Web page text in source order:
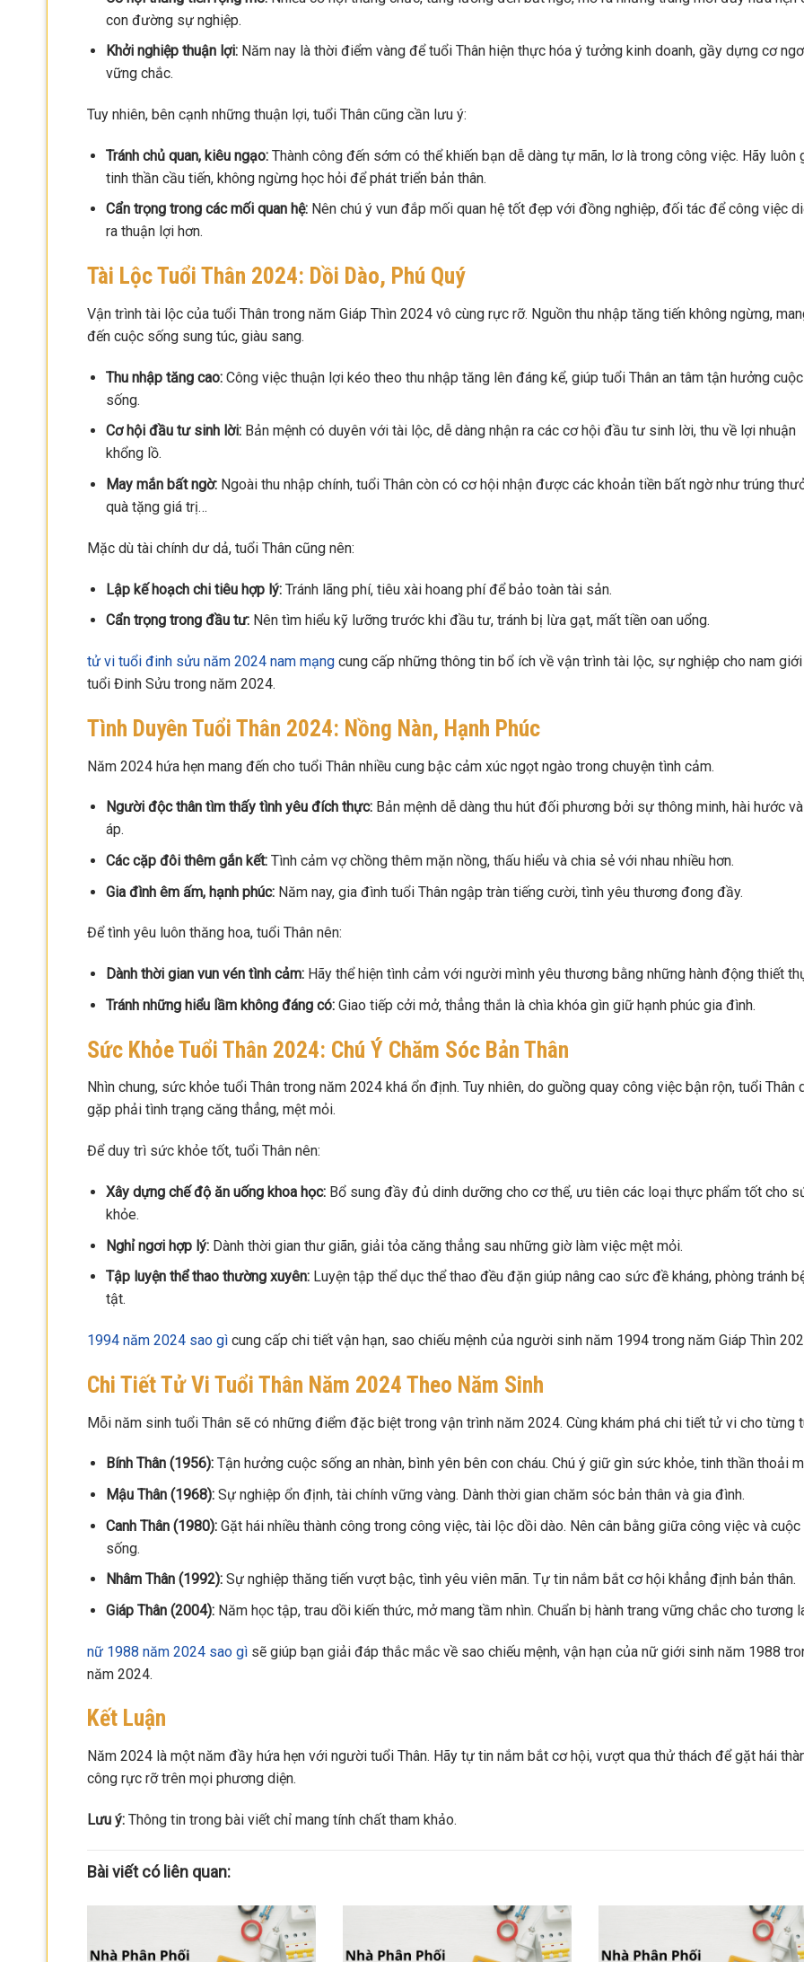
con đường sự nghiệp.
Khởi nghiệp thuận lợi:Năm nay là thời điểm vàng để tuổi Thân hiện thực hóa ý tưởng kinh doanh, gầy dựng cơ
vững chắc.
Tuy nhiên, bên cạnh những thuận lợi, tuổi Thân cũng cần lưu ý:
Tránh chủ quan, kiêu ngạo:Thành công đến sớm có thể khiến bạn dễ dàng tự mãn, lơ là trong công việc. Hãy luôn
tinh thần cầu tiến, không ngừng học hỏi để phát triển bản thân.
Cẩn trọng trong các mối quan hệ:Nên chú ý vun đắp mối quan hệ tốt đẹp với đồng nghiệp, đối tác để công việc
ra thuận lợi hơn.
Tài Lộc Tuổi Thân 2024: Dồi Dào, Phú Quý
Vận trình tài lộc của tuổi Thân trong năm Giáp Thìn 2024 vô cùng rực rỡ. Nguồn thu nhập tăng tiến không ngừng,
đến cuộc sống sung túc, giàu sang.
Thu nhập tăng cao:Công việc thuận lợi kéo theo thu nhập tăng lên đáng kể, giúp tuổi Thân an tâm tận hưởng cuộc
sống.
Cơ hội đầu tư sinh lời:Bản mệnh có duyên với tài lộc, dễ dàng nhận ra các cơ hội đầu tư sinh lời, thu về lợi nhuận
khổng lồ.
May mắn bất ngờ:Ngoài thu nhập chính, tuổi Thân còn có cơ hội nhận được các khoản tiền bất ngờ như trúng
quà tặng giá trị…
Mặc dù tài chính dư dả, tuổi Thân cũng nên:
Lập kế hoạch chi tiêu hợp lý:Tránh lãng phí, tiêu xài hoang phí để bảo toàn tài sản.
Cẩn trọng trong đầu tư:Nên tìm hiểu kỹ lưỡng trước khi đầu tư, tránh bị lừa gạt, mất tiền oan uổng.
tử vi tuổi đinh sửu năm 2024 nam mạng cung cấp những thông tin bổ ích về vận trình tài lộc, sự nghiệp cho nam giới
tuổi Đinh Sửu trong năm 2024.
Tình Duyên Tuổi Thân 2024: Nồng Nàn, Hạnh Phúc
Năm 2024 hứa hẹn mang đến cho tuổi Thân nhiều cung bậc cảm xúc ngọt ngào trong chuyện tình cảm.
Người độc thân tìm thấy tình yêu đích thực:Bản mệnh dễ dàng thu hút đối phương bởi sự thông minh, hài hước
áp.
Các cặp đôi thêm gắn kết:Tình cảm vợ chồng thêm mặn nồng, thấu hiểu và chia sẻ với nhau nhiều hơn.
Gia đình êm ấm, hạnh phúc:Năm nay, gia đình tuổi Thân ngập tràn tiếng cười, tình yêu thương đong đầy.
Để tình yêu luôn thăng hoa, tuổi Thân nên:
Dành thời gian vun vén tình cảm:Hãy thể hiện tình cảm với người mình yêu thương bằng những hành động thiết
Tránh những hiểu lầm không đáng có:Giao tiếp cởi mở, thẳng thắn là chìa khóa gìn giữ hạnh phúc gia đình.
Sức Khỏe Tuổi Thân 2024: Chú Ý Chăm Sóc Bản Thân
Nhìn chung, sức khỏe tuổi Thân trong năm 2024 khá ổn định. Tuy nhiên, do guồng quay công việc bận rộn, tuổi Thân
gặp phải tình trạng căng thẳng, mệt mỏi.
Để duy trì sức khỏe tốt, tuổi Thân nên:
Xây dựng chế độ ăn uống khoa học:Bổ sung đầy đủ dinh dưỡng cho cơ thể, ưu tiên các loại thực phẩm tốt cho
khỏe.
Nghỉ ngơi hợp lý:Dành thời gian thư giãn, giải tỏa căng thẳng sau những giờ làm việc mệt mỏi.
Tập luyện thể thao thường xuyên:Luyện tập thể dục thể thao đều đặn giúp nâng cao sức đề kháng, phòng tránh
tật.
1994 năm 2024 sao gì cung cấp chi tiết vận hạn, sao chiếu mệnh của người sinh năm 1994 trong năm Giáp Thìn
Chi Tiết Tử Vi Tuổi Thân Năm 2024 Theo Năm Sinh
Mỗi năm sinh tuổi Thân sẽ có những điểm đặc biệt trong vận trình năm 2024. Cùng khám phá chi tiết tử vi cho từng
Bính Thân (1956):Tận hưởng cuộc sống an nhàn, bình yên bên con cháu. Chú ý giữ gìn sức khỏe, tinh thần thoải
Mậu Thân (1968):Sự nghiệp ổn định, tài chính vững vàng. Dành thời gian chăm sóc bản thân và gia đình.
Canh Thân (1980):Gặt hái nhiều thành công trong công việc, tài lộc dồi dào. Nên cân bằng giữa công việc và cuộc
sống.
Nhâm Thân (1992):Sự nghiệp thăng tiến vượt bậc, tình yêu viên mãn. Tự tin nắm bắt cơ hội khẳng định bản thân.
Giáp Thân (2004):Năm học tập, trau dồi kiến thức, mở mang tầm nhìn. Chuẩn bị hành trang vững chắc cho tương
nữ 1988 năm 2024 sao gì sẽ giúp bạn giải đáp thắc mắc về sao chiếu mệnh, vận hạn của nữ giới sinh năm 1988
năm 2024.
Kết Luận
Năm 2024 là một năm đầy hứa hẹn với người tuổi Thân. Hãy tự tin nắm bắt cơ hội, vượt qua thử thách để gặt hái
công rực rỡ trên mọi phương diện.
Lưu ý: Thông tin trong bài viết chỉ mang tính chất tham khảo.
Bài viết có liên quan: